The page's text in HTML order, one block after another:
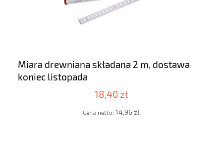
Miara drewniana składana 2 m, dostawa
koniec listopada
18,40 zł
Cena netto: 14,96 zł